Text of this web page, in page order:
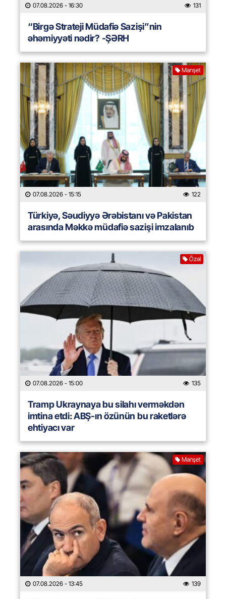
07.08.2026 - 16:30 131
“Birgə Strateji Müdafiə Sazişi”nin
əhəmiyyəti nədir? -ŞƏRH
Manşet
07.08.2026 - 15:15 122
Türkiyə, Səudiyyə Ərəbistanı və Pakistan
arasında Məkkə müdafiə sazişi imzalanıb
Özəl
07.08.2026 - 15:00 135
Tramp Ukraynaya bu silahı verməkdən
imtina etdi: ABŞ-ın özünün bu raketlərə
ehtiyacı var
Manşet
07.08.2026 - 13:45 139